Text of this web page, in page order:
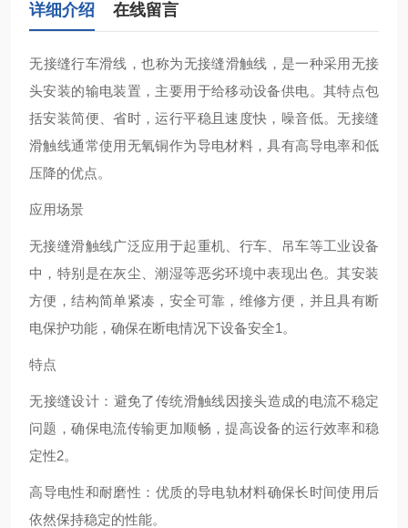
详细介绍 在线留言
‌无接缝行车滑线‌，也称为无接缝滑触线，是一种采用无接
头安装的输电装置，主要用于给移动设备供电。其特点包
括安装简便、省时，运行平稳且速度快，噪音低。无接缝
滑触线通常使用无氧铜作为导电材料，具有高导电率和低
压降的优点‌。
应用场景
无接缝滑触线广泛应用于起重机、行车、吊车等工业设备
中，特别是在灰尘、潮湿等恶劣环境中表现出色。其安装
方便，结构简单紧凑，安全可靠，维修方便，并且具有断
电保护功能，确保在断电情况下设备安全‌1。
特点
‌无接缝设计‌：避免了传统滑触线因接头造成的电流不稳定
问题，确保电流传输更加顺畅，提高设备的运行效率和稳
定性‌2。
‌高导电性和耐磨性‌：优质的导电轨材料确保长时间使用后
依然保持稳定的性能‌。